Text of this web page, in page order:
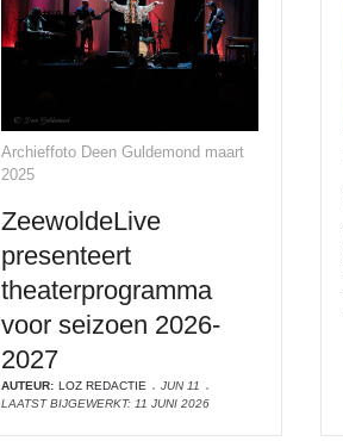
Archieffoto Deen Guldemond maart
2025
ZeewoldeLive
presenteert
theaterprogramma
voor seizoen 2026-
2027
AUTEUR: LOZ REDACTIE
JUN 11
LAATST BIJGEWERKT: 11 JUNI 2026